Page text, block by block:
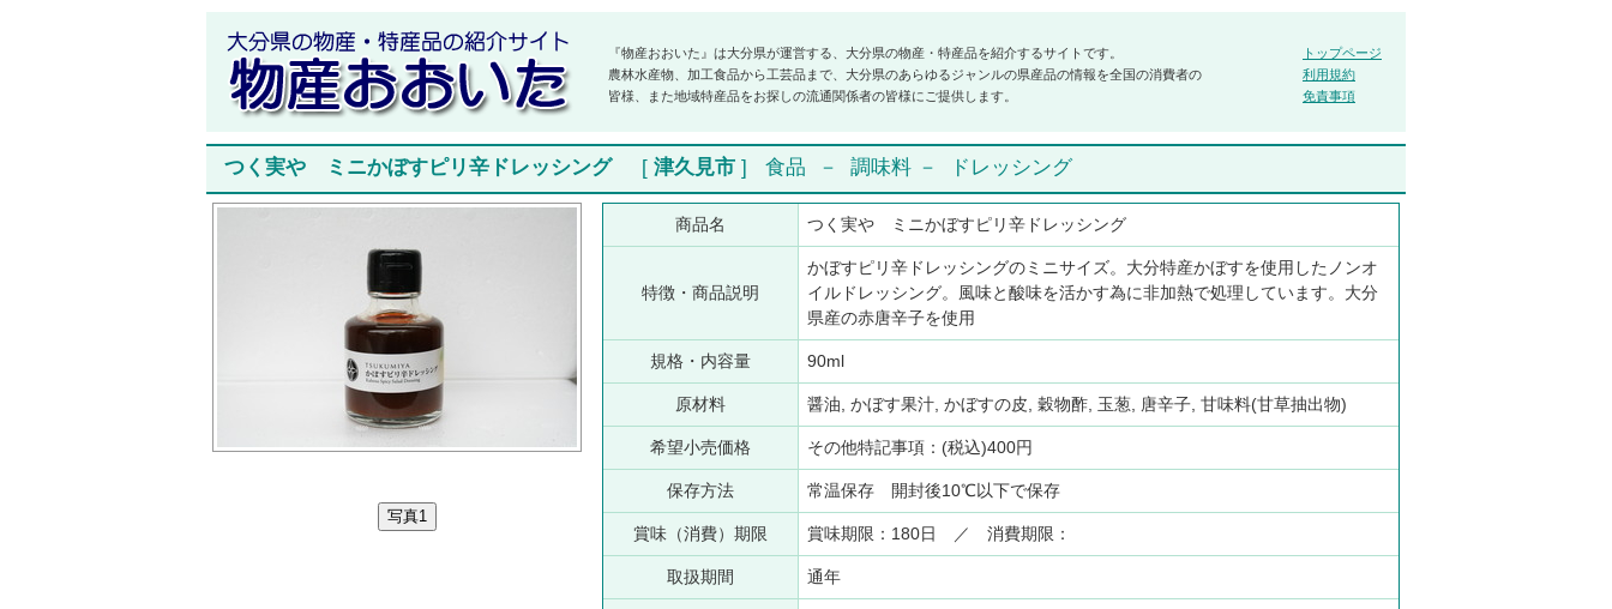
『物産おおいた』は大分県が運営する、大分県の物産・特産品を紹介するサイトです。
農林水産物、加工食品から工芸品まで、大分県のあらゆるジャンルの県産品の情報を全国の消費者の
皆様、また地域特産品をお探しの流通関係者の皆様にご提供します。
トップページ
利用規約
免責事項
つく実や ミニかぼすピリ辛ドレッシング [ 津久見市 ] 食品 － 調味料 － ドレッシング
商品名 つく実や ミニかぼすピリ辛ドレッシング
特徴・商品説明
かぼすピリ辛ドレッシングのミニサイズ。大分特産かぼすを使用したノンオ
イルドレッシング。風味と酸味を活かす為に非加熱で処理しています。大分
県産の赤唐辛子を使用
規格・内容量 90ml
原材料 醤油, かぼす果汁, かぼすの皮, 穀物酢, 玉葱, 唐辛子, 甘味料(甘草抽出物)
希望小売価格 その他特記事項：(税込)400円
保存方法 常温保存 開封後10℃以下で保存
賞味（消費）期限 賞味期限：180日 ／ 消費期限：
取扱期間 通年